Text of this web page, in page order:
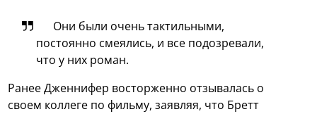
Они были очень тактильными,
постоянно смеялись, и все подозревали,
что у них роман.
Ранее Дженнифер восторженно отзывалась о
своем коллеге по фильму, заявляя, что Бретт